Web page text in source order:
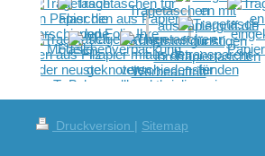
Druckversion | Sitemap